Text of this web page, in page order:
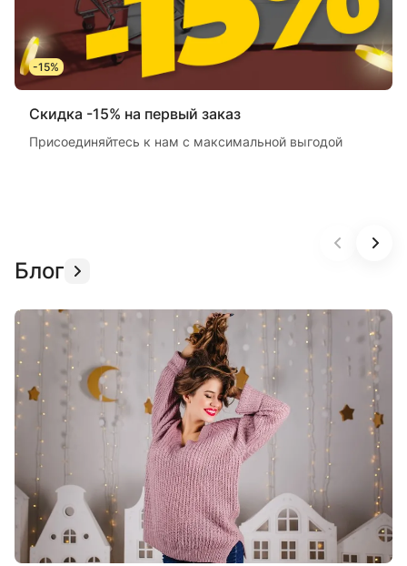
-15%
Скидка -15% на первый заказ
Присоединяйтесь к нам с максимальной выгодой
Блог